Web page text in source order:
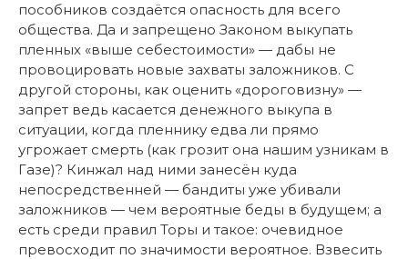
пособников создаётся опасность для всего
общества. Да и запрещено Законом выкупать
пленных «выше себестоимости» — дабы не
провоцировать новые захваты заложников. С
другой стороны, как оценить «дороговизну» —
запрет ведь касается денежного выкупа в
ситуации, когда пленнику едва ли прямо
угрожает смерть (как грозит она нашим узникам в
Газе)? Кинжал над ними занесён куда
непосредственней — бандиты уже убивали
заложников — чем вероятные беды в будущем; а
есть среди правил Торы и такое: очевидное
превосходит по значимости вероятное. Взвесить